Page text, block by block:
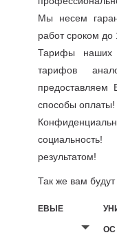
Мы несем
работ сроком до
Тарифы наших
тарифов
способы оплаты!
результатом!
Так же вам
БЕЛЬЕВЫЕ
ОС